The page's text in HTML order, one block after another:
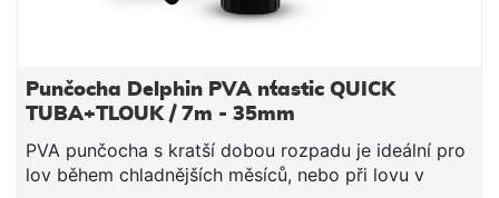
Punčocha Delphin PVA n´tastic QUICK
TUBA+TLOUK / 7m - 35mm
PVA punčocha s kratší dobou rozpadu je ideální pro
lov během chladnějších měsíců, nebo při lovu v